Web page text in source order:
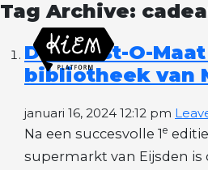
Tag Archive:
De Kunst-O-
bibliotheek van
januari 16, 2024 12:12 pm
Na een succesvolle 1e
supermarkt van Eijsden is